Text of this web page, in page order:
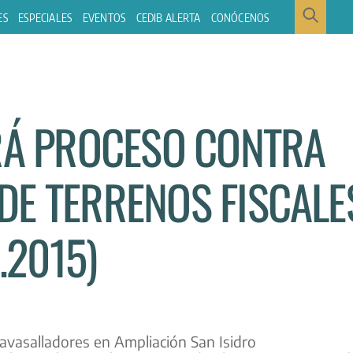
ESPECIALES EVENTOS CEDIB ALERTA CONÓCENOS
PROCESO CONTRA
TERRENOS
en Ampliación San Isidro